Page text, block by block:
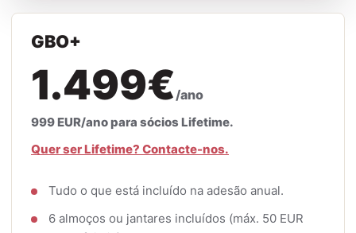
GBO+
1.499€ /ano
999 EUR/ano para sócios Lifetime.
Quer ser Lifetime? Contacte-nos.
Tudo o que está incluído na adesão anual.
6 almoços ou jantares incluídos (máx. 50 EUR